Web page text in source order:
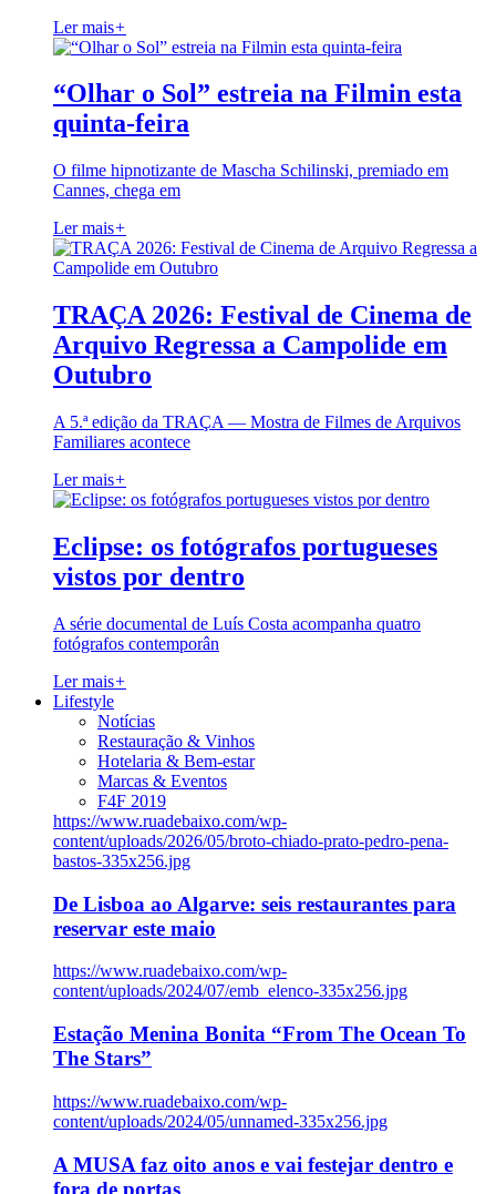
Ler mais+
“Olhar o Sol” estreia na Filmin esta
quinta-feira
O filme hipnotizante de Mascha Schilinski, premiado em
Cannes, chega em
Ler mais+
TRAÇA 2026: Festival de Cinema de
Arquivo Regressa a Campolide em
Outubro
A 5.ª edição da TRAÇA — Mostra de Filmes de Arquivos
Familiares acontece
Ler mais+
Eclipse: os fotógrafos portugueses
vistos por dentro
A série documental de Luís Costa acompanha quatro
fotógrafos contemporân
Ler mais+
Lifestyle
Notícias
Restauração & Vinhos
Hotelaria & Bem-estar
Marcas & Eventos
F4F 2019
https://www.ruadebaixo.com/wp-
content/uploads/2026/05/broto-chiado-prato-pedro-pena-
bastos-335x256.jpg
De Lisboa ao Algarve: seis restaurantes para
reservar este maio
https://www.ruadebaixo.com/wp-
content/uploads/2024/07/emb_elenco-335x256.jpg
Estação Menina Bonita “From The Ocean To
The Stars”
https://www.ruadebaixo.com/wp-
content/uploads/2024/05/unnamed-335x256.jpg
A MUSA faz oito anos e vai festejar dentro e
fora de portas